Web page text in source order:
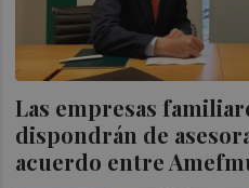
Las empresas
dispondrán de
acuerdo entre